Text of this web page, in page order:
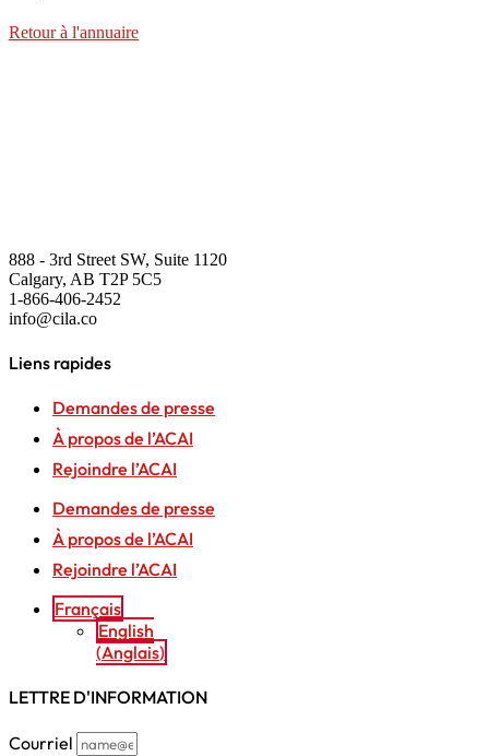
Retour à l'annuaire
888 - 3rd Street SW, Suite 1120
Calgary, AB T2P 5C5
1-866-406-2452
info@cila.co
Liens rapides
Demandes de presse
À propos de l’ACAI
Rejoindre l’ACAI
Demandes de presse
À propos de l’ACAI
Rejoindre l’ACAI
Français
English
(Anglais)
LETTRE D'INFORMATION
Courriel